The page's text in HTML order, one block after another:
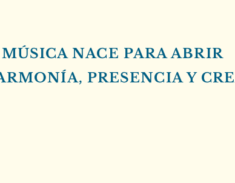
NACE PARA ABRIR
PRESENCIA Y